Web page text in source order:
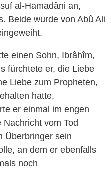
al-Hamadâni an,
Beide wurde von Abû Ali
einen Sohn, Ibrâhîm,
fürchtete er, die Liebe
Liebe zum Propheten,
hatte,
er einmal im engen
vom Tod
Überbringer sein
an dem er ebenfalls
noch